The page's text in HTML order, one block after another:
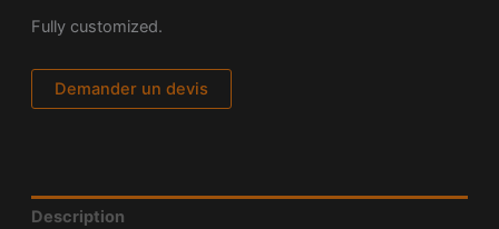
Fully customized.
Demander un devis
Description